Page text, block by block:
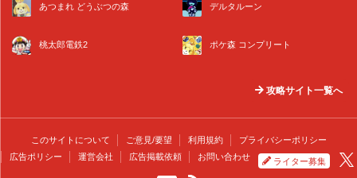
あつまれ どうぶつの森 デルタルーン
桃太郎電鉄2 ポケ森 コンプリート
攻略サイト一覧へ
このサイトについて ご意見/要望 利用規約
プライバシーポリシー
広告ポリシー
運営会社 広告掲載依頼 お問い合わせ ライター募集